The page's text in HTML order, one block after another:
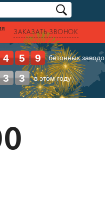
ЗАКАЗАТЬ ЗВОНОК
4 5 9 бетонных
3 3 в этом году